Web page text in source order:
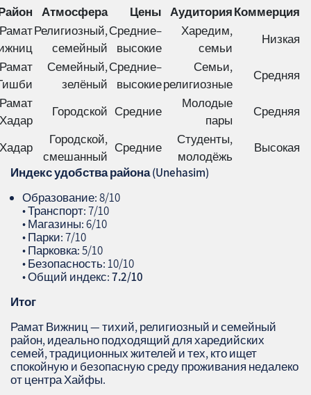
Атмосфера Цены АудиторияКоммерция
РаматРелигиозный,
семейный
Средние–
высокие
Харедим,
семьи
Низкая
Рамат
Семейный,
зелёный
Средние–
высокие
Семьи,
религиозные
Средняя
Рамат
Хадар
Городской Средние
Молодые
пары
Средняя
Хадар
Городской,
смешанный
Средние
Студенты,
молодёжь
Высокая
Индекс удобства района (Unehasim)
Образование: 8/10
• Транспорт: 7/10
• Магазины: 6/10
• Парки: 7/10
• Парковка: 5/10
• Безопасность: 10/10
• Общий индекс:7.2/10
Итог
Рамат Вижниц — тихий, религиозный и семейный
район, идеально подходящий для харедийских
семей, традиционных жителей и тех, кто ищет
спокойную и безопасную среду проживания недалеко
от центра Хайфы.